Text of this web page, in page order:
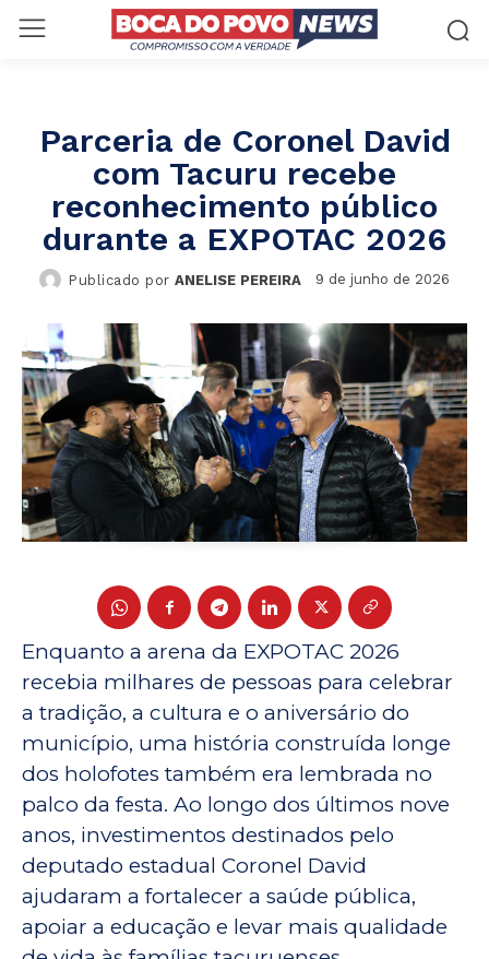
Parceria de Coronel David
com Tacuru recebe
reconhecimento público
durante a EXPOTAC 2026
Publicado por ANELISE PEREIRA 9 de junho de 2026
Enquanto a arena da EXPOTAC 2026
recebia milhares de pessoas para celebrar
a tradição, a cultura e o aniversário do
município, uma história construída longe
dos holofotes também era lembrada no
palco da festa. Ao longo dos últimos nove
anos, investimentos destinados pelo
deputado estadual Coronel David
ajudaram a fortalecer a saúde pública,
apoiar a educação e levar mais qualidade